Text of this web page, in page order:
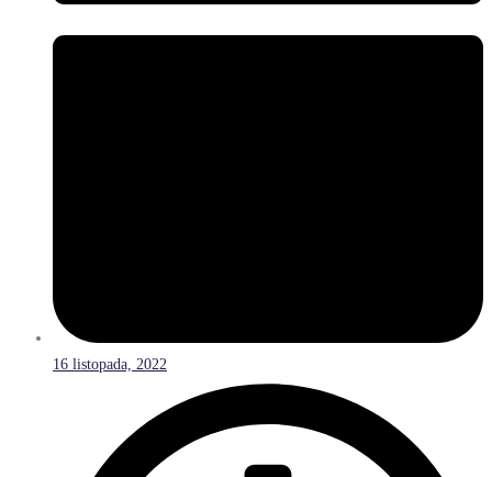
16 listopada, 2022